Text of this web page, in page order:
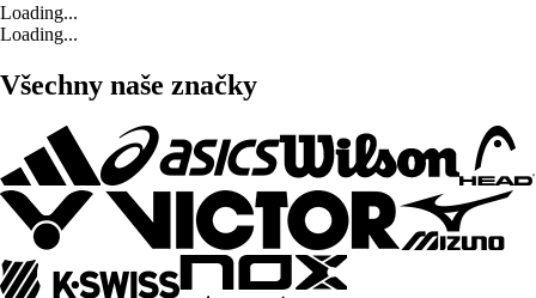
Loading...
Loading...
Všechny naše značky